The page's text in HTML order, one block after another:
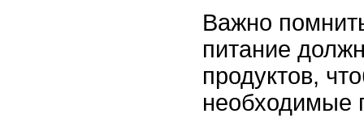
Важно
питание
продуктов,
необходимые